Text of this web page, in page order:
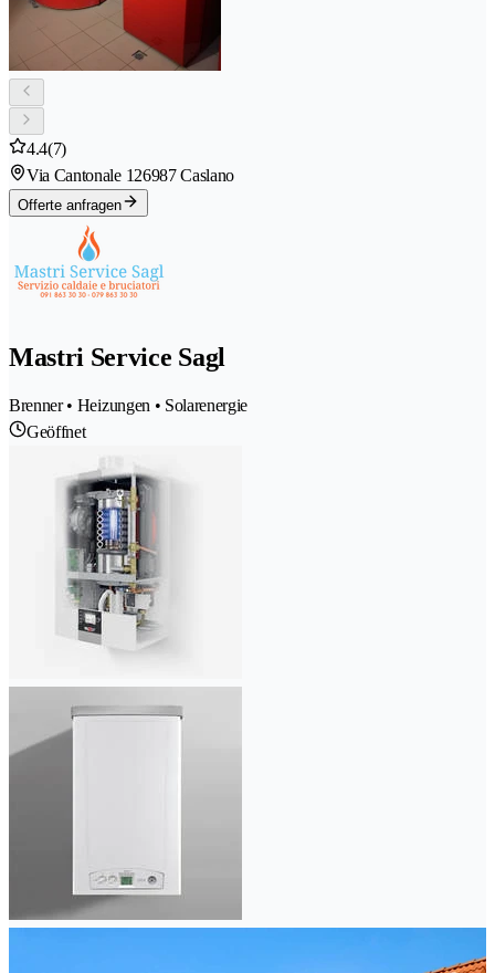
4.4(7)
Via Cantonale 126987 Caslano
Offerte anfragen
Mastri Service Sagl
Brenner • Heizungen • Solarenergie
Geöffnet